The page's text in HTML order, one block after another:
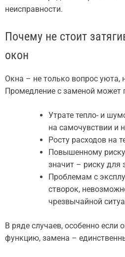
неисправности.
Почему не стоит
окон
Окна – не только вопрос уюта,
Промедление с заменой может
Утрате тепло- и
на самочувствии и
Росту расходов на
Повышенному
значит – риску для
Проблемам с
створок,
чрезвычайной
В ряде случаев, особенно если
функцию, замена –